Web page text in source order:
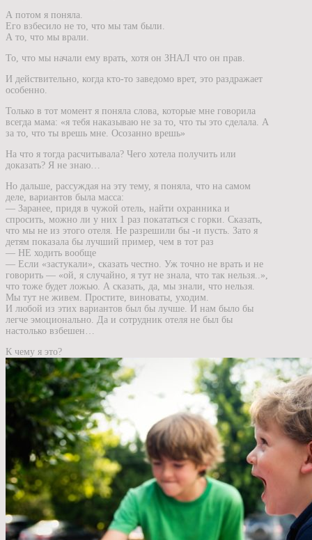
А потом я поняла.
Его взбесило не то, что мы там были.
А то, что мы врали.
То, что мы начали ему врать, хотя он ЗНАЛ что он прав.
И действительно, когда кто-то заведомо врет, это раздражает
особенно.
Только в тот момент я поняла слова, которые мне говорила
всегда мама: «я тебя наказываю не за то, что ты это сделала. А
за то, что ты врешь мне. Осозанно врешь»
На что я тогда расчитывала? Чего хотела получить или
доказать? Я не знаю…
Но дальше, рассуждая на эту тему, я поняла, что на самом
деле, вариантов была масса:
— Заранее, придя в чужой отель, найти охранника и
спросить, можно ли у них 1 раз покататься с горки. Сказать,
что мы не из этого отеля. Не разрешили бы -и пусть. Зато я
детям показала бы лучший пример, чем в тот раз
— НЕ ходить вообще
— Если «застукали», сказать честно. Уж точно не врать и не
говорить — «ой, я случайно, я тут не знала, что так нельзя..»,
что тоже будет ложью. А сказать, да, мы знали, что нельзя.
Мы тут не живем. Простите, виноваты, уходим.
И любой из этих вариантов был бы лучше. И нам было бы
легче эмоционально. Да и сотрудник отеля не был бы
настолько взбешен…
К чему я это?